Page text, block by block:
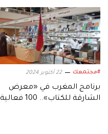
#مجتمعك 22 أكتوبر 2024
برنامج المغرب في «معرض
الشارقة للكتاب».. 100 فعالية